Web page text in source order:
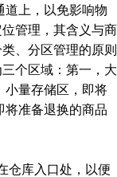
道上，以免影响物
管理，其含义与商
、分区管理的原则
个区域：第一，大
小量存储区，即将
将准备退换的商品
库入口处，以便